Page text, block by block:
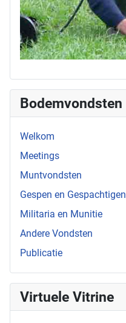
Bodemvondsten
Welkom
Meetings
Muntvondsten
Gespen en Gespachtigen
Militaria en Munitie
Andere Vondsten
Publicatie
Virtuele Vitrine